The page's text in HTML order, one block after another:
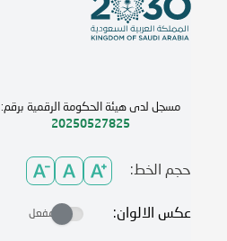
مسجل لدى هيئة الحكومة الرقمية برقم:
20250527825
حجم الخط:
عكس الالوان: مفعل